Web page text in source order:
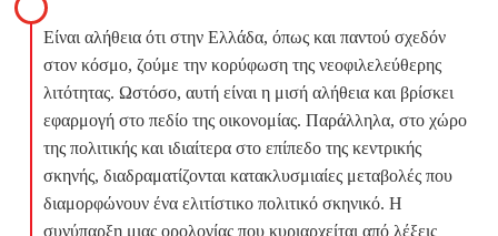
Είναι αλήθεια ότι στην Ελλάδα, όπως και παντού σχεδόν
στον κόσμο, ζούμε την κορύφωση της νεοφιλελεύθερης
λιτότητας. Ωστόσο, αυτή είναι η μισή αλήθεια και βρίσκει
εφαρμογή στο πεδίο της οικονομίας. Παράλληλα, στο χώρο
της πολιτικής και ιδιαίτερα στο επίπεδο της κεντρικής
σκηνής, διαδραματίζονται κατακλυσμιαίες μεταβολές που
διαμορφώνουν ένα ελιτίστικο πολιτικό σκηνικό. Η
συνύπαρξη μιας ορολογίας που κυριαρχείται από λέξεις